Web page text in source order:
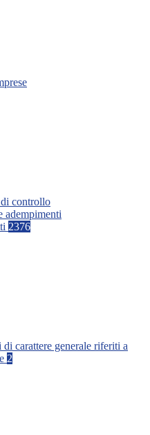
controllo
adempimenti
2376
carattere generale riferiti a
2